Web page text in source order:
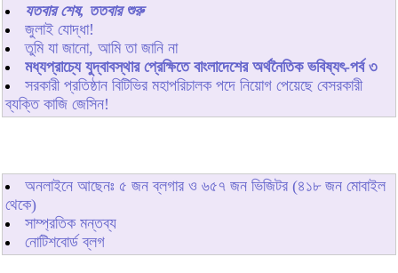
যতবার শেষ, ততবার শুরু
জুলাই যোদ্ধা!
তুমি যা জানো, আমি তা জানি না
মধ্যপ্রাচ্যে যুদ্বাবস্থার প্রেক্ষিতে বাংলাদেশের অর্থনৈতিক ভবিষ্যৎ-পর্ব ৩
সরকারী প্রতিষ্ঠান বিটিভির মহাপরিচালক পদে নিয়োগ পেয়েছে বেসরকারী
ব্যক্তি কাজি জেসিন!
অনলাইনে আছেনঃ ৫ জন ব্লগার ও ৬৫৭ জন ভিজিটর (৪১৮ জন মোবাইল
থেকে)
সাম্প্রতিক মন্তব্য
নোটিশবোর্ড ব্লগ